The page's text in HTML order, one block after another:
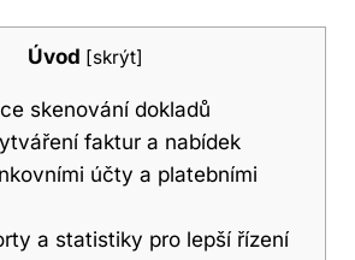
Úvod [skrýt]
skenování dokladů
faktur a nabídek
účty a platebními
a statistiky pro lepší řízení